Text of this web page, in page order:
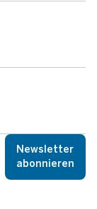
Newsletter
abonnieren